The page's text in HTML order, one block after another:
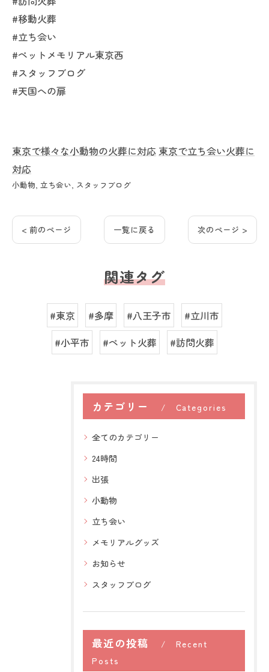
#移動火葬
#立ち会い
#ペットメモリアル東京西
#スタッフブログ
#天国への扉
東京で様々な小動物の火葬に対応東京で立ち会い火葬に
対応
小動物 立ち会い スタッフブログ
< 前のページ 一覧に戻る 次のページ >
関連タグ
#東京 #多摩 #八王子市
#立川市
#小平市
#ペット火葬 #訪問火葬
カテゴリー Categories
全てのカテゴリー
24時間
出張
小動物
立ち会い
メモリアルグッズ
お知らせ
スタッフブログ
最近の投稿
Recent
Posts